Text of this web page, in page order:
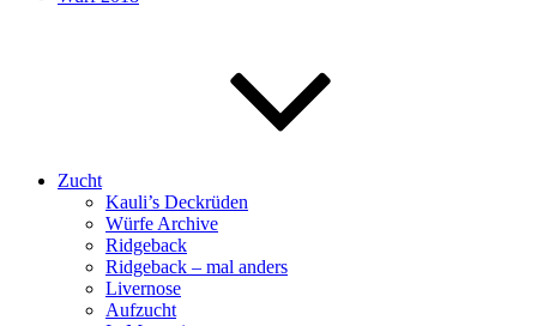
Zucht
Kauli’s Deckrüden
Würfe Archive
Ridgeback
Ridgeback – mal anders
Livernose
Aufzucht